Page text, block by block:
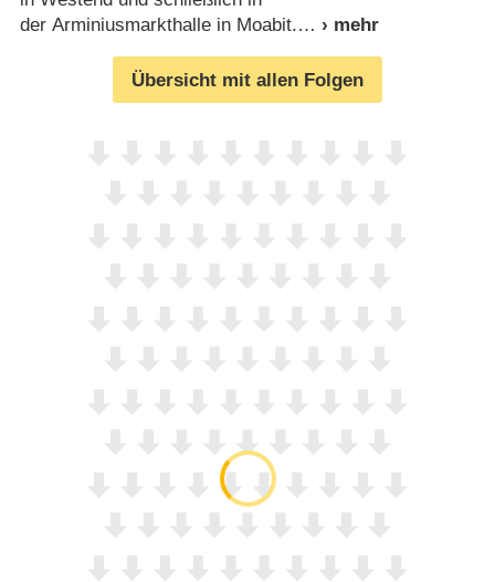
der Arminiusmarkthalle in Moabit.
Übersicht mit allen Folgen